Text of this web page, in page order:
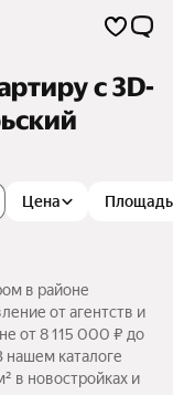
c 3D-
Цена Площадь
в районе
от агентств и
от 8 115 000 ₽ до
каталоге
в новостройках и